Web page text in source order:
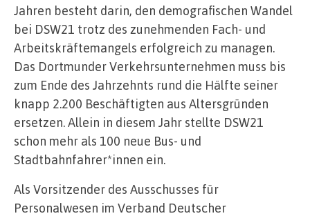
Jahren besteht darin, den demografischen Wandel
bei DSW21 trotz des zunehmenden Fach- und
Arbeitskräftemangels erfolgreich zu managen.
Das Dortmunder Verkehrsunternehmen muss bis
zum Ende des Jahrzehnts rund die Hälfte seiner
knapp 2.200 Beschäftigten aus Altersgründen
ersetzen. Allein in diesem Jahr stellte DSW21
schon mehr als 100 neue Bus- und
Stadtbahnfahrer*innen ein.
Als Vorsitzender des Ausschusses für
Personalwesen im Verband Deutscher